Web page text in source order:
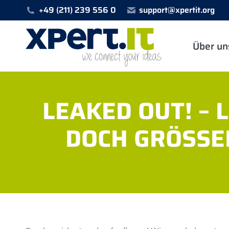
+49 (211) 239 556 0 support@xpertit.org
Über
LEAKED OUT! –
DOCH